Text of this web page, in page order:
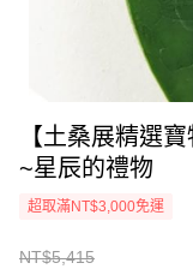
【土桑展精選
~星辰的禮物
超取滿NT$3,000免運
NT$5,415